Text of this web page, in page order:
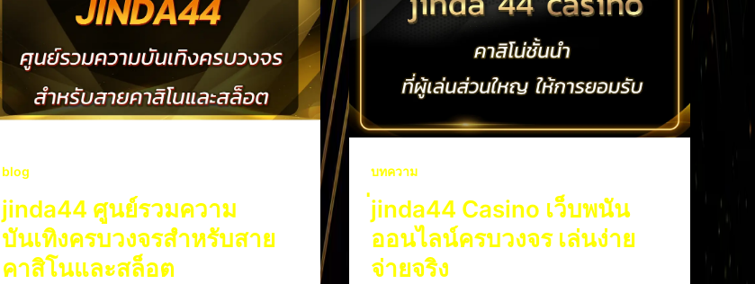
blog
jinda44 ศูนย์รวมความ
บันเทิงครบวงจรสำหรับสาย
คาสิโนและสล็อต
บทความ
่jinda44 Casino เว็บพนัน
ออนไลน์ครบวงจร เล่นง่าย
จ่ายจริง